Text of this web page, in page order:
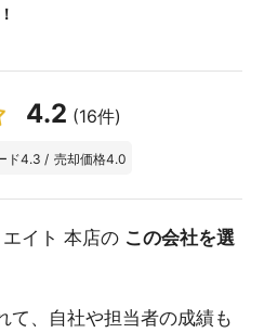
4.2 (16件)
ド4.3 / 売却価格4.0
イト 本店の この会社を選
て、自社や担当者の成績も